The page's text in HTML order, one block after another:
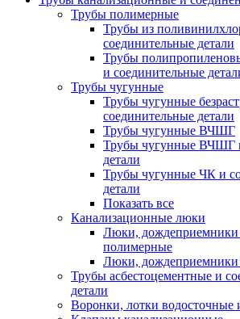
Трубы полимерные
Трубы из
соединительные детали
Трубы
и соединительные
Трубы чугунные
Трубы чугунные
соединительные детали
Трубы чугунные ВЧШГ
Трубы чугунные ВЧШГ
детали
Трубы чугунные ЧК и
детали
Показать все
Канализационные люки
Люки, дождеприемники
полимерные
Люки, дождеприемники
Трубы асбестоцементные и
детали
Воронки, лотки